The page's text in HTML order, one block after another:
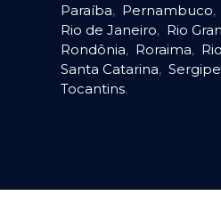
Paraíba, Pernambuco,
Rio de Janeiro, Rio
Rondônia, Roraima,
Santa Catarina, Sergipe
Tocantins.